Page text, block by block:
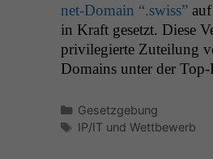
net-Domain “.swiss”auf
in Kraft geset­zt. Diese
priv­i­legierte Zuteilung
Domains unter der
fol­gt dabei ein­er primär
Kategorien
Gesetzgebung
Schlagwörter
IP/IT und Wettbewerb